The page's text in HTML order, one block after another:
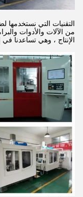
التقنيات التي نستخدمها
من الآلات والأدوات
الإنتاج ، وهي تساعدنا في